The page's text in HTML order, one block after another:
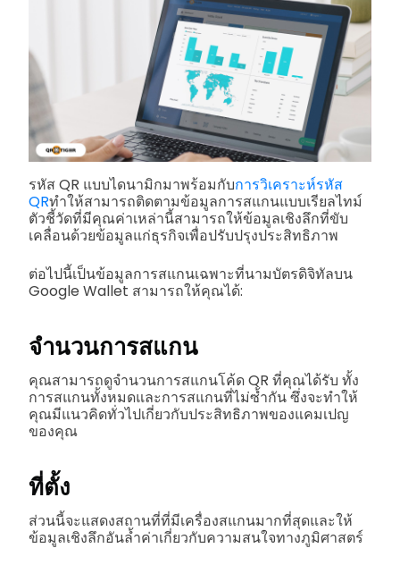
รหัส QR แบบไดนามิกมาพร้อมกับการวิเคราะห์รหัส
QRทำให้สามารถติดตามข้อมูลการสแกนแบบเรียลไทม์
ตัวชี้วัดที่มีคุณค่าเหล่านี้สามารถให้ข้อมูลเชิงลึกที่ขับ
เคลื่อนด้วยข้อมูลแก่ธุรกิจเพื่อปรับปรุงประสิทธิภาพ
ต่อไปนี้เป็นข้อมูลการสแกนเฉพาะที่นามบัตรดิจิทัลบน
Google Wallet สามารถให้คุณได้:
จำนวนการสแกน
คุณสามารถดูจำนวนการสแกนโค้ด QR ที่คุณได้รับ ทั้ง
การสแกนทั้งหมดและการสแกนที่ไม่ซ้ำกัน ซึ่งจะทำให้
คุณมีแนวคิดทั่วไปเกี่ยวกับประสิทธิภาพของแคมเปญ
ของคุณ
ที่ตั้ง
ส่วนนี้จะแสดงสถานที่ที่มีเครื่องสแกนมากที่สุดและให้
ข้อมูลเชิงลึกอันล้ำค่าเกี่ยวกับความสนใจทางภูมิศาสตร์